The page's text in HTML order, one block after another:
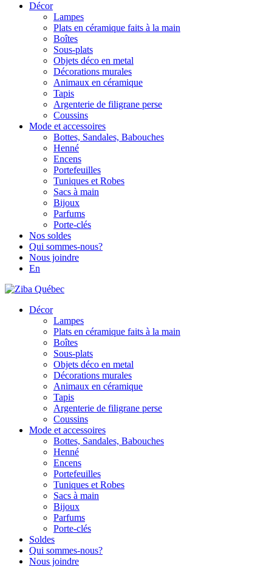
Décor
Lampes
Plats en céramique faits à la main
Boîtes
Sous-plats
Objets déco en metal
Décorations murales
Animaux en céramique
Tapis
Argenterie de filigrane perse
Coussins
Mode et accessoires
Bottes, Sandales, Babouches
Henné
Encens
Portefeuilles
Tuniques et Robes
Sacs à main
Bijoux
Parfums
Porte-clés
Nos soldes
Qui sommes-nous?
Nous joindre
En
Décor
Lampes
Plats en céramique faits à la main
Boîtes
Sous-plats
Objets déco en metal
Décorations murales
Animaux en céramique
Tapis
Argenterie de filigrane perse
Coussins
Mode et accessoires
Bottes, Sandales, Babouches
Henné
Encens
Portefeuilles
Tuniques et Robes
Sacs à main
Bijoux
Parfums
Porte-clés
Soldes
Qui sommes-nous?
Nous joindre